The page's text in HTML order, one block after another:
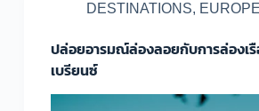
DESTINATIONS, EUROPE
ปล่อยอารมณ์ล่องลอยกับการล่องเรื
เบรียนซ์